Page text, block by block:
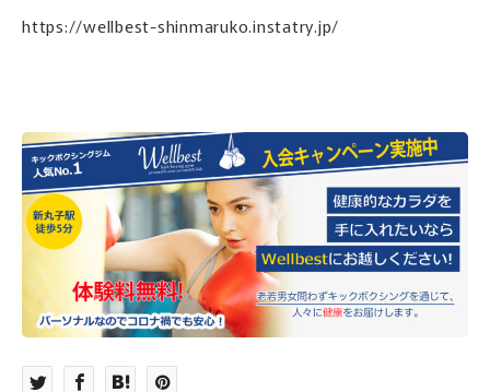
https://wellbest-shinmaruko.instatry.jp/